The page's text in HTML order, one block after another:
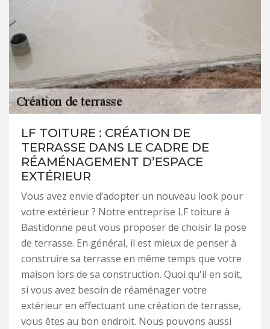
LF TOITURE : CRÉATION DE
TERRASSE DANS LE CADRE DE
RÉAMÉNAGEMENT D’ESPACE
EXTÉRIEUR
Vous avez envie d’adopter un nouveau look pour
votre extérieur ? Notre entreprise LF toiture à
Bastidonne peut vous proposer de choisir la pose
de terrasse. En général, il est mieux de penser à
construire sa terrasse en même temps que votre
maison lors de sa construction. Quoi qu'il en soit,
si vous avez besoin de réaménager votre
extérieur en effectuant une création de terrasse,
vous êtes au bon endroit. Nous pouvons aussi